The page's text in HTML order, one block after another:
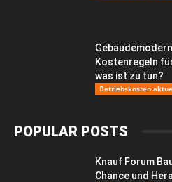
Kostenregeln
was ist zu tun?
Betriebskosten
POPULAR POSTS
Knauf Forum
Chance und